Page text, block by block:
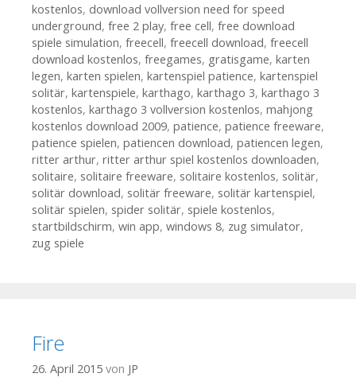
kostenlos, download vollversion need for speed
underground, free 2 play, free cell, free download
spiele simulation, freecell, freecell download, freecell
download kostenlos, freegames, gratisgame, karten
legen, karten spielen, kartenspiel patience, kartenspiel
solitär, kartenspiele, karthago, karthago 3, karthago 3
kostenlos, karthago 3 vollversion kostenlos, mahjong
kostenlos download 2009, patience, patience freeware,
patience spielen, patiencen download, patiencen legen,
ritter arthur, ritter arthur spiel kostenlos downloaden,
solitaire, solitaire freeware, solitaire kostenlos, solitär,
solitär download, solitär freeware, solitär kartenspiel,
solitär spielen, spider solitär, spiele kostenlos,
startbildschirm, win app, windows 8, zug simulator,
zug spiele
Fire
26. April 2015 von JP